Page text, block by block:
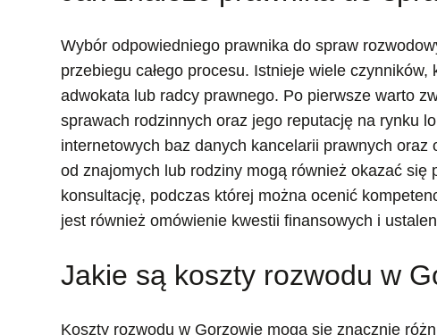
Wybór odpowiedniego prawnika do spraw
przebiegu całego procesu. Istnieje wiele
adwokata lub radcy prawnego. Po pierwsze warto
sprawach rodzinnych oraz jego reputację na rynku
internetowych baz danych kancelarii prawnych
od znajomych lub rodziny mogą również okazać
konsultację, podczas której można ocenić
jest również omówienie kwestii finansowych i
Jakie są koszty rozwodu w
Koszty rozwodu w Gorzowie mogą się znacznie